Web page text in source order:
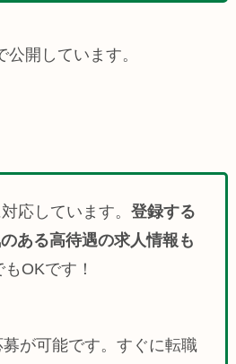
開しています。
応しています。 登録する
ある高待遇の求人情報も
OKです！
が可能です。すぐに転職